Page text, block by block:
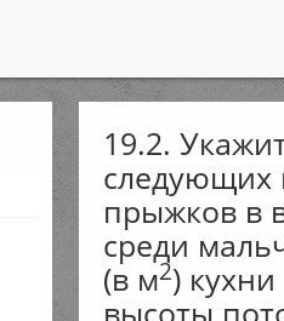
19.2.
следующих
прыжков в
среди
(в м2)
высоты